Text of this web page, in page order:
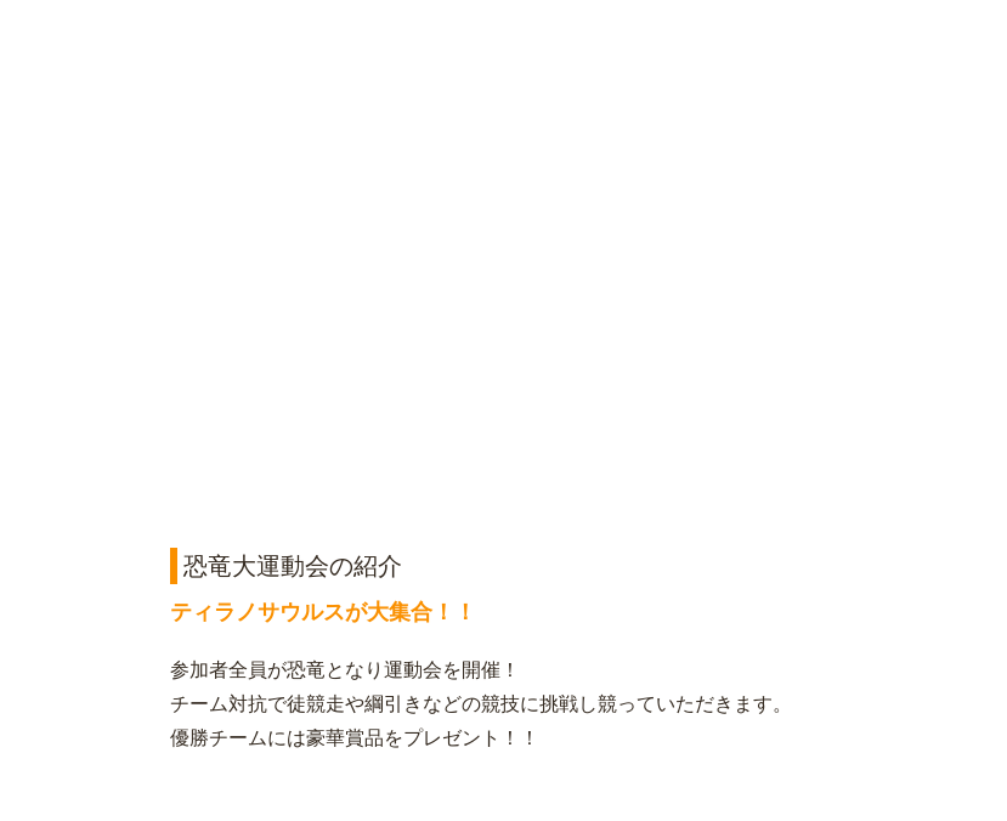
恐竜大運動会の紹介
ティラノサウルスが大集合！！
参加者全員が恐竜となり運動会を開催！
チーム対抗で徒競走や綱引きなどの競技に挑戦し競っていただきます。
優勝チームには豪華賞品をプレゼント！！